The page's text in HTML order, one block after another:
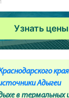
Адыгеи
в термальных